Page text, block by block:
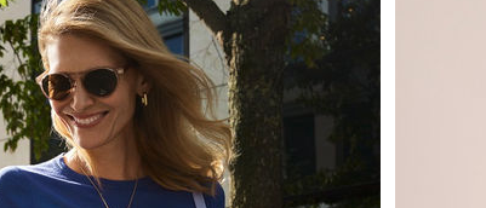
176 cm Poitrine 85 cm Taille 64 cm